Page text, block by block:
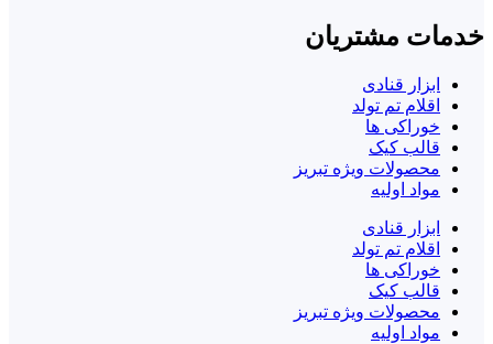
خدمات مشتریان
ابزار قنادی
اقلام تم تولد
خوراکی ها
قالب کیک
محصولات ویژه تبریز
مواد اولیه
ابزار قنادی
اقلام تم تولد
خوراکی ها
قالب کیک
محصولات ویژه تبریز
مواد اولیه